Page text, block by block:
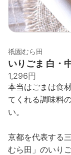
祇園むら田
いりごま 白・
1,296円
本当はごまは食
てくれる調味料
い。
京都を代表する
むら田」のいり